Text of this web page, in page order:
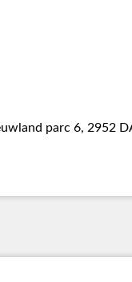
parc 6, 2952